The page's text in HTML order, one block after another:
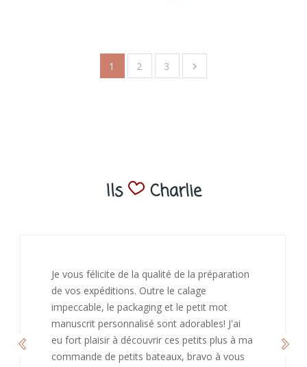
1 2 3 
Ils Charlie
J’ai adoré ouvrir ce paquet votre message est
bienveillant et fait plaisir. Je ne manquerai pas
de recommandé chez vous. Bonne
continuation et merci à vous.
Caroline